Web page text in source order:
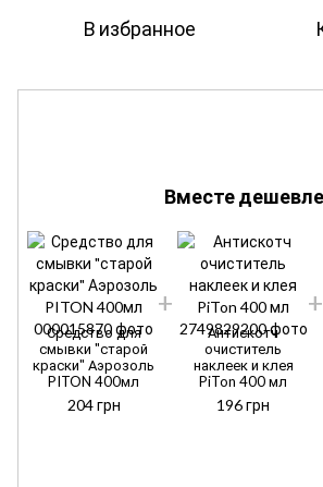
В избранное
Вместе дешевле
Средство для
смывки "старой
краски" Аэрозоль
PITON 400мл
204 грн
Антискотч
очиститель
наклеек и клея
PiTon 400 мл
196 грн